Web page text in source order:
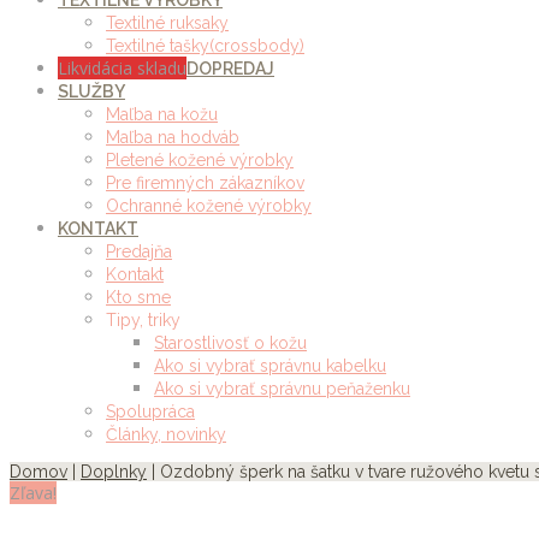
Textilné ruksaky
Textilné tašky(crossbody)
Likvidácia skladuDOPREDAJ
SLUŽBY
Maľba na kožu
Maľba na hodváb
Pletené kožené výrobky
Pre firemných zákazníkov
Ochranné kožené výrobky
KONTAKT
Predajňa
Kontakt
Kto sme
Tipy, triky
Starostlivosť o kožu
Ako si vybrať správnu kabelku
Ako si vybrať správnu peňaženku
Spolupráca
Články, novinky
Domov
Doplnky | Ozdobný šperk na šatku v tvare ružového kvetu
Zľava!